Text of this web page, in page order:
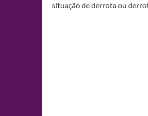
situação de derrota ou